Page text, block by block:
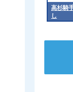
高杉騎
し